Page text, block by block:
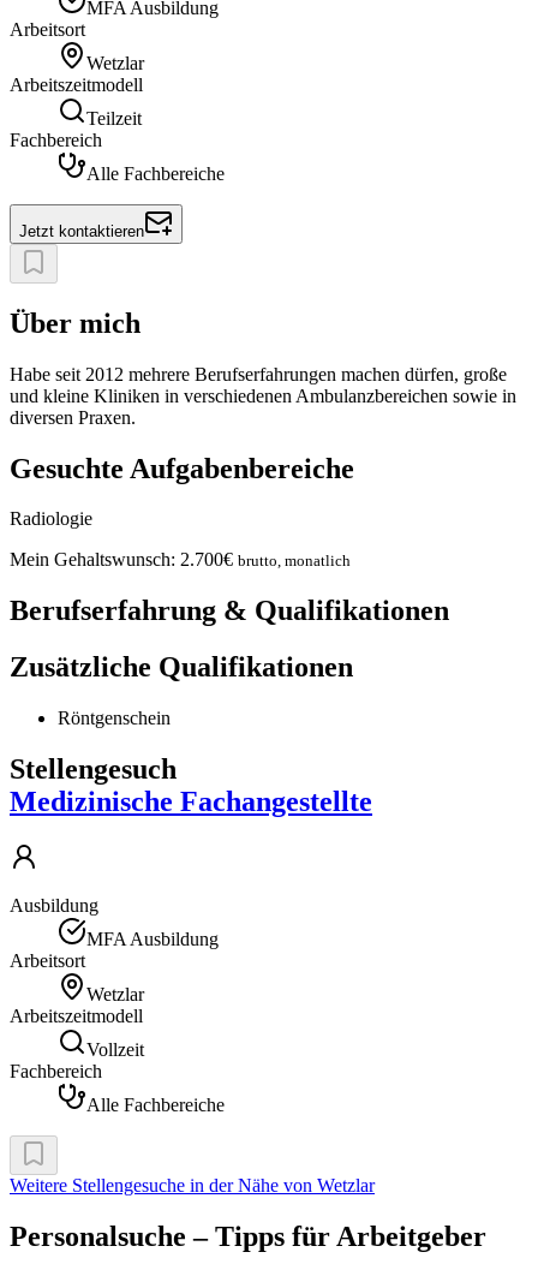
MFA Ausbildung
Arbeitsort
Wetzlar
Arbeitszeitmodell
Teilzeit
Fachbereich
Alle Fachbereiche
Jetzt kontaktieren
Über mich
Habe seit 2012 mehrere Berufserfahrungen machen dürfen, große
und kleine Kliniken in verschiedenen Ambulanzbereichen sowie in
diversen Praxen.
Gesuchte Aufgabenbereiche
Radiologie
Mein Gehaltswunsch: 2.700€ brutto, monatlich
Berufserfahrung & Qualifikationen
Zusätzliche Qualifikationen
Röntgenschein
Stellengesuch
Medizinische Fachangestellte
Ausbildung
MFA Ausbildung
Arbeitsort
Wetzlar
Arbeitszeitmodell
Vollzeit
Fachbereich
Alle Fachbereiche
Weitere Stellengesuche in der Nähe von Wetzlar
Personalsuche – Tipps für Arbeitgeber